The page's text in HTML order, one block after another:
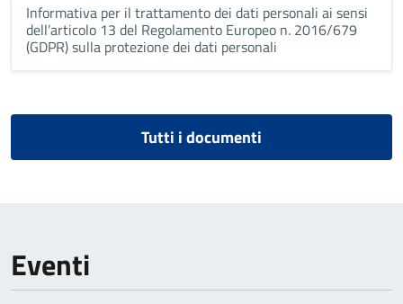
Informativa per il trattamento dei dati personali ai sensi
dell’articolo 13 del Regolamento Europeo n. 2016/679
(GDPR) sulla protezione dei dati personali
Tutti i documenti
Eventi